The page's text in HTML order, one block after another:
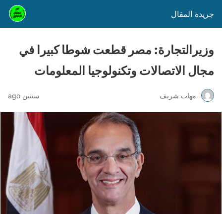
جريدة المقال
وزيرالتجارة: مصر قطعت شوطا كبيرا في
مجال الاتصالات وتكنولوجيا المعلومات
مهاب شريف سنتين ago